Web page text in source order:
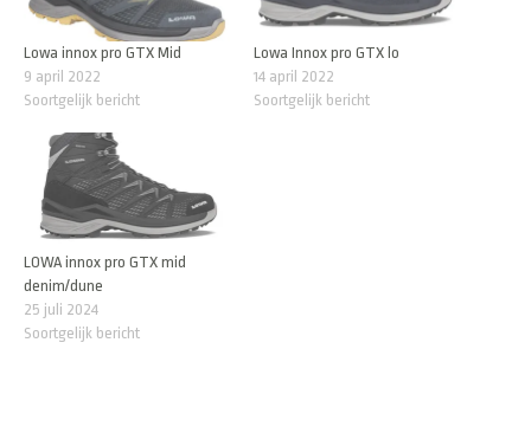
Lowa innox pro GTX Mid
9 april 2022
Soortgelijk bericht
Lowa Innox pro GTX lo
14 april 2022
Soortgelijk bericht
LOWA innox pro GTX mid
denim/dune
25 juli 2024
Soortgelijk bericht